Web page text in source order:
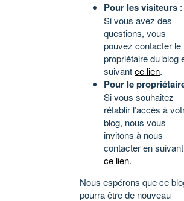
Pour les visiteurs :
Si vous avez des
questions, vous
pouvez contacter le
propriétaire du blog
suivantce lien.
Pour le
Si vous souhaitez
rétablir l’accès à
blog, nous vous
invitons à nous
contacter en suivant
ce lien.
Nous espérons que ce
pourra être de nouveau